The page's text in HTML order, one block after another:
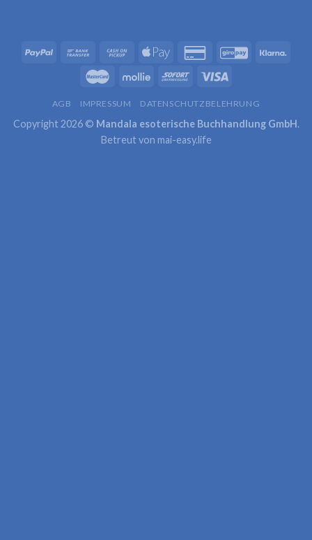
AGB IMPRESSUM DATENSCHUTZBELEHRUNG
Copyright 2026 © Mandala esoterische Buchhandlung GmbH .
Betreut von mai-easy.life